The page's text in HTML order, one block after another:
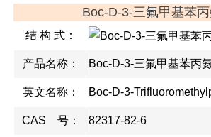
Boc-D-3-三氟甲基苯
结 构 式：
产品名称： Boc-D-3-三氟甲基苯丙
英文名称： Boc-D-3-
CAS 号： 82317-82-6